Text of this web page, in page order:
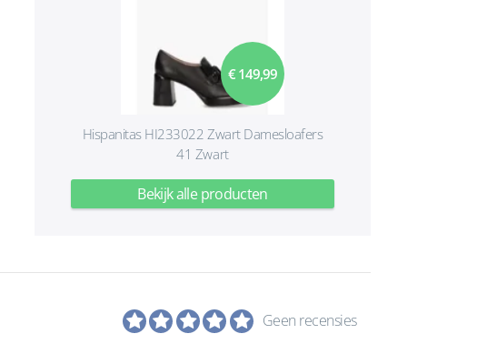
€ 149,99
Hispanitas HI233022 Zwart Damesloafers
41 Zwart
Bekijk alle producten
Geen recensies